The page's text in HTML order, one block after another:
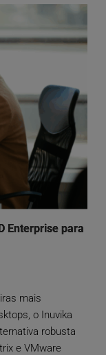
Enterprise para
mais
o Inuvika
robusta
e VMware